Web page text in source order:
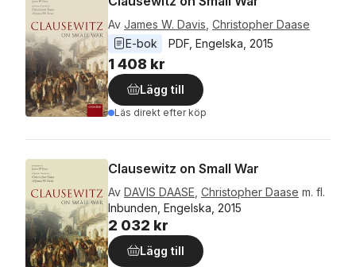
Av James W. Davis Christopher Daase
E-bok
PDF Engelska 2015
1 408 kr
Lägg till
Läs direkt efter köp
Clausewitz on Small War
Av DAVIS DAASE Christopher Daase m. fl.
Inbunden, Engelska, 2015
2 032 kr
Lägg till